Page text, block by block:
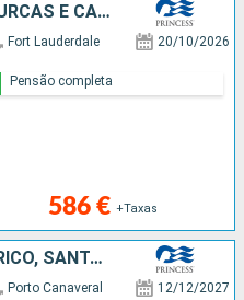
ESTADOS UNIDOS, ILHAS TURCAS E CAICOS
Fort Lauderdale 20/10/2026
586 € +Taxas
Pensão completa
ESTADOS UNIDOS, PORTO RICO, SANTA LÚCIA, ANTÍGUA E BARBUDA, SÃO TOMÁS
Porto Canaveral 12/12/2027